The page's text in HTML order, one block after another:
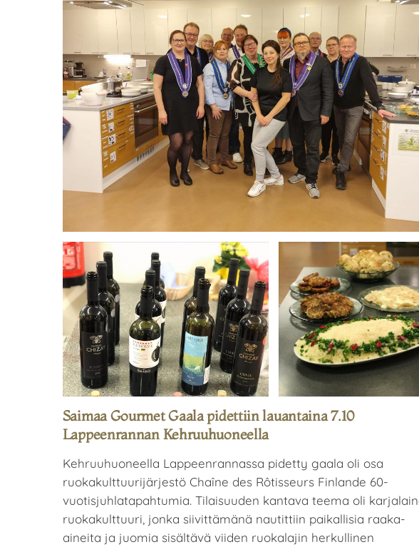
Saimaa Gourmet Gaala pidettiin lauantaina 7.10
Lappeenrannan Kehruuhuoneella
Kehruuhuoneella Lappeenrannassa pidetty gaala oli osa
ruokakulttuurijärjestö Chaîne des Rôtisseurs Finlande 60-
vuotisjuhlatapahtumia. Tilaisuuden kantava teema oli
ruokakulttuuri, jonka siivittämänä nautittiin paikallisia raaka-
aineita ja juomia sisältävä viiden ruokalajin herkullinen